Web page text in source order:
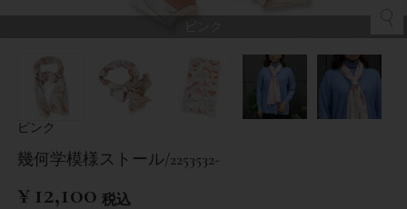
ピンク
幾何学模様ストール/2253532-
¥12,100 税込